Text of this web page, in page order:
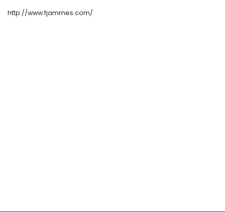
http://www.fjammes.com/